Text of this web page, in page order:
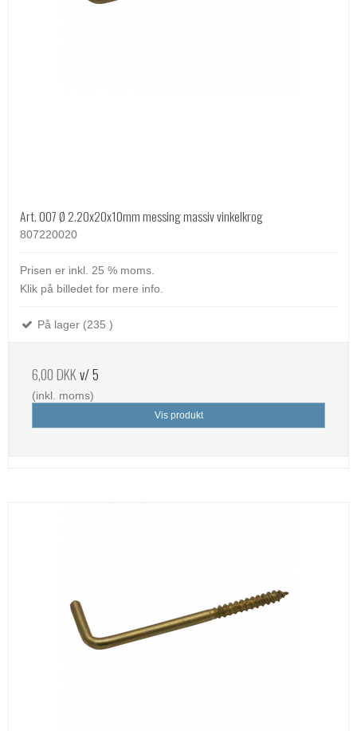
Art. 007 Ø 2.20x20x10mm messing massiv vinkelkrog
807220020
Prisen er inkl. 25 % moms.
Klik på billedet for mere info.
På lager (235 )
6,00 DKKv/ 5
(inkl. moms)
Vis produkt